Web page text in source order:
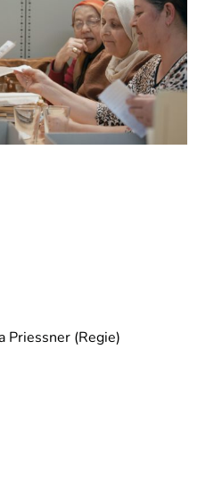
Priessner (Regie)